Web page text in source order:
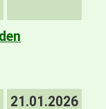
21.01.2026